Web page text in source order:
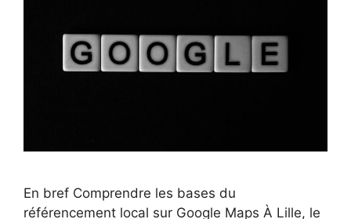
En bref Comprendre les bases du
référencement local sur Google Maps À Lille, le